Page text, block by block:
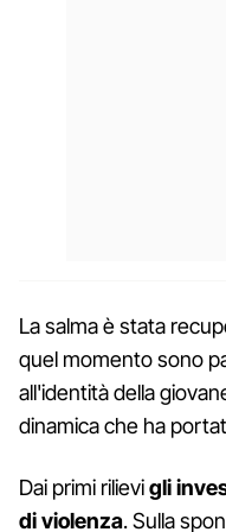
La salma è stata
quel momento sono
all'identità della
dinamica che ha
Dai primi rilievigli
di violenza. Sulla